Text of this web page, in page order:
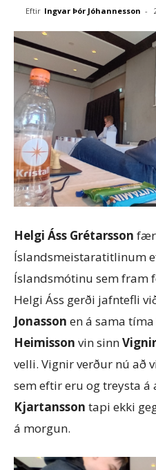
Eftir Ingvar Þór Jóhannesson -
Helgi Áss Grétarsson
Íslandsmeistaratitlinum
Íslandsmótinu sem fram
Helgi Áss gerði jafntefli
Jonasson en á sama
Heimisson vin sinn
velli. Vignir verður nú að
sem eftir eru og treysta á
Kjartansson tapi ekki
á morgun.